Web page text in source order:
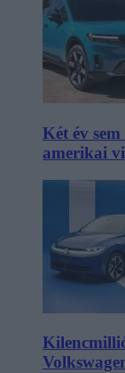
Két év
amerikai